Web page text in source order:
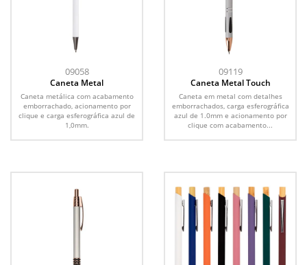
09058
Caneta Metal
Caneta metálica com acabamento
emborrachado, acionamento por
clique e carga esferográfica azul de
1,0mm.
09119
Caneta Metal Touch
Caneta em metal com detalhes
emborrachados, carga esferográfica
azul de 1.0mm e acionamento por
clique com acabamento...